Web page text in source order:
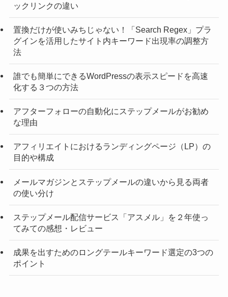
ックリンクの違い
置換だけが使いみちじゃない！「Search Regex」プラ
グインを活用したサイト内キーワード出現率の調整方
法
誰でも簡単にできるWordPressの表示スピードを高速
化する３つの方法
アフターフォローの自動化にステップメールがお勧め
な理由
アフィリエイトにおけるランディングページ（LP）の
目的や構成
メールマガジンとステップメールの違いから見る両者
の使い分け
ステップメール配信サービス「アスメル」を２年使っ
てみての感想・レビュー
成果を出すためのロングテールキーワード選定の3つの
ポイント